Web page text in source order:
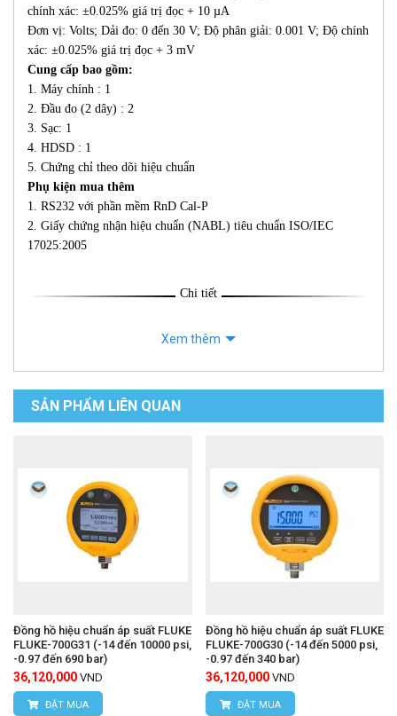
chính xác: ±0.025% giá trị đọc + 10 µA
Đơn vị: Volts; Dải đo: 0 đến 30 V; Độ phân giải: 0.001 V; Độ chính
xác: ±0.025% giá trị đọc + 3 mV
Cung cấp bao gồm:
1. Máy chính : 1
2. Đầu đo (2 dây) : 2
3. Sạc: 1
4. HDSD : 1
5. Chứng chỉ theo dõi hiệu chuẩn
Phụ kiện mua thêm
1. RS232 với phần mềm RnD Cal-P
2. Giấy chứng nhận hiệu chuẩn (NABL) tiêu chuẩn ISO/IEC
17025:2005
Chi tiết
Xem thêm
SẢN PHẨM LIÊN QUAN
Đồng hồ hiệu chuẩn áp suất FLUKE
FLUKE-700G31 (-14 đến 10000 psi,
-0.97 đến 690 bar)
36,120,000 VND
ĐẶT MUA
Đồng hồ hiệu chuẩn áp suất FLUKE
FLUKE-700G30 (-14 đến 5000 psi,
-0.97 đến 340 bar)
36,120,000 VND
ĐẶT MUA